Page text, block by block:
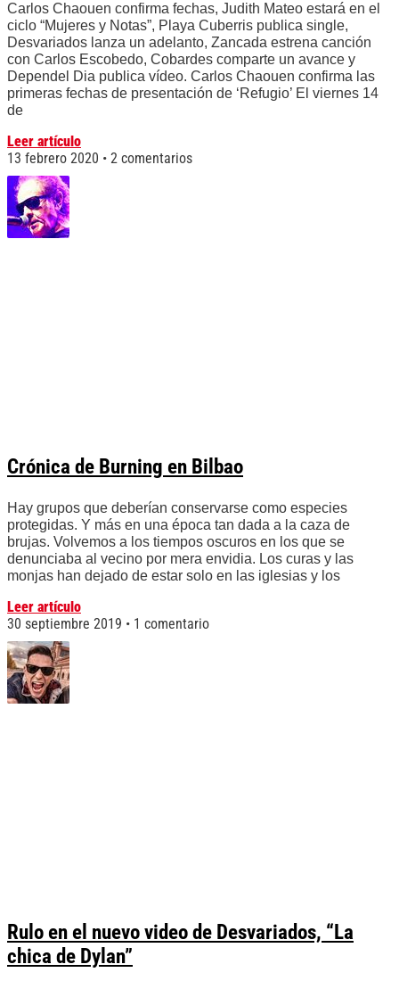
Carlos Chaouen confirma fechas, Judith Mateo estará en el
ciclo “Mujeres y Notas”, Playa Cuberris publica single,
Desvariados lanza un adelanto, Zancada estrena canción
con Carlos Escobedo, Cobardes comparte un avance y
Dependel Dia publica vídeo. Carlos Chaouen confirma las
primeras fechas de presentación de ‘Refugio’ El viernes 14
de
Leer artículo
13 febrero 2020
2 comentarios
Crónica de Burning en Bilbao
Hay grupos que deberían conservarse como especies
protegidas. Y más en una época tan dada a la caza de
brujas. Volvemos a los tiempos oscuros en los que se
denunciaba al vecino por mera envidia. Los curas y las
monjas han dejado de estar solo en las iglesias y los
Leer artículo
30 septiembre 2019
1 comentario
Rulo en el nuevo video de Desvariados, “La
chica de Dylan”